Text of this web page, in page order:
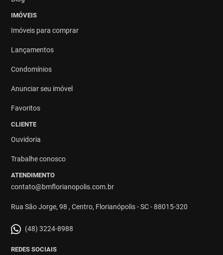
IMÓVEIS
Imóveis para comprar
Lançamentos
Condomínios
Anunciar seu imóvel
Favoritos
CLIENTE
Ouvidoria
Trabalhe conosco
ATENDIMENTO
contato@bmflorianopolis.com.br
Rua São Jorge, 98 , Centro, Florianópolis - SC - 88015-320
(48) 3224-8988
REDES SOCIAIS